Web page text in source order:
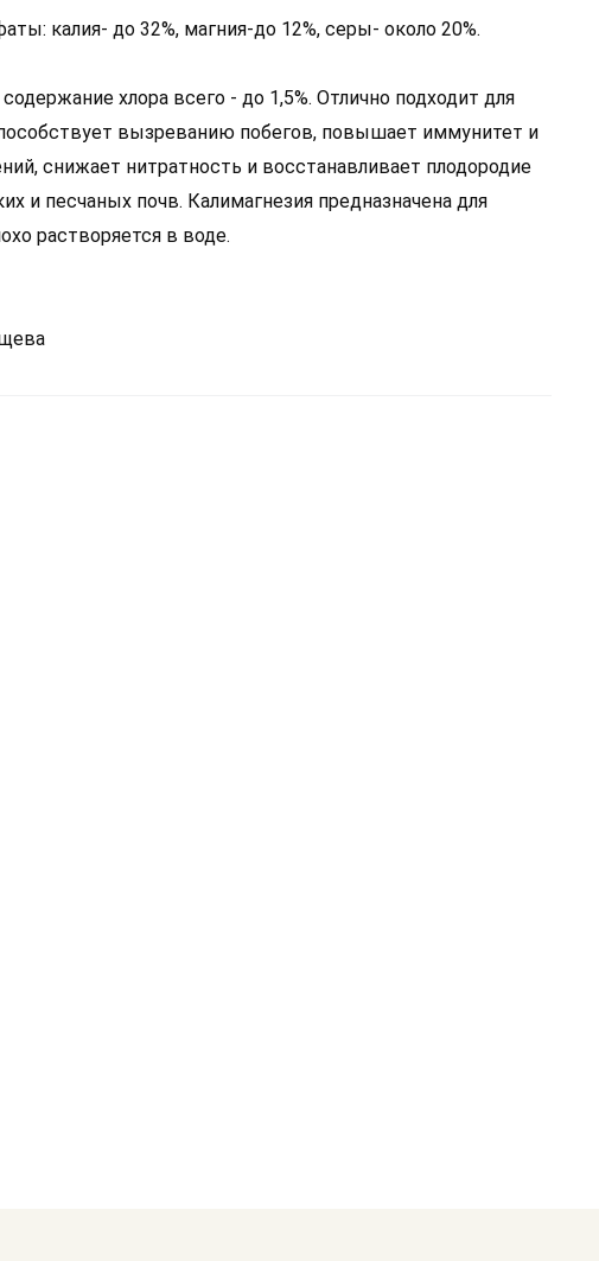
калия- до 32%, магния-до 12%, серы- около 20%.
хлора всего - до 1,5%. Отлично подходит для
вызреванию побегов, повышает иммунитет и
снижает нитратность и восстанавливает плодородие
и песчаных почв. Калимагнезия предназначена для
растворяется в воде.